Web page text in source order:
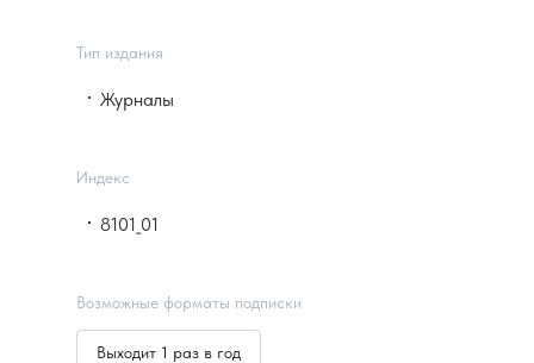
Тип издания
Журналы
Индекс
8101_01
Возможные форматы подписки
Выходит 1 раз в год